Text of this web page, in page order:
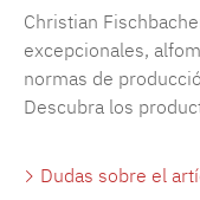
Christian
excepcionales,
normas de
Descubra los
Dudas sobre el